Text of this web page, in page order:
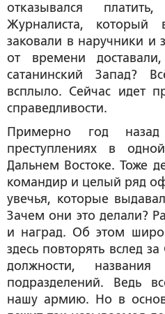
отказывался
Журналиста, который
заковали в наручники и
от времени
сатанинский Запад?
всплыло. Сейчас идет
справедливости.
Примерно год
преступлениях в
Дальнем Востоке. Тоже
командир и целый ряд
увечья, которые
Зачем они это делали?
и наград. Об этом
здесь повторять вслед
должности,
подразделений. Ведь
нашу армию. Но в